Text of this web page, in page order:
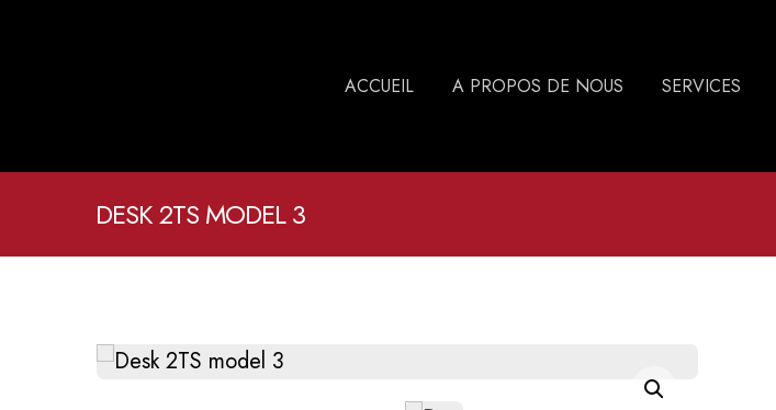
ACCUEIL A PROPOS DE NOUS SERVICES
DESK 2TS MODEL 3